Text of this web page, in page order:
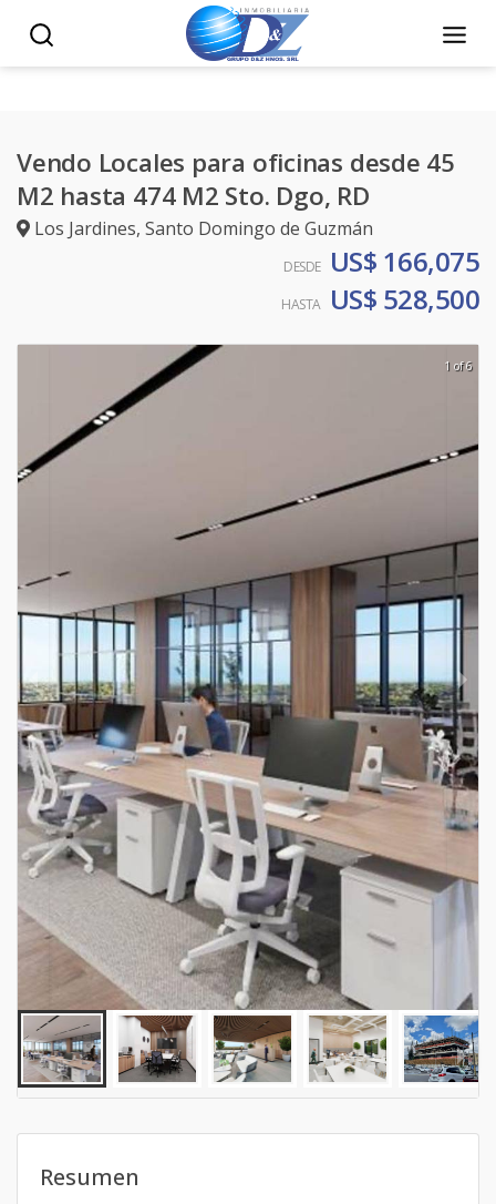
Vendo Locales para oficinas desde 45
M2 hasta 474 M2 Sto. Dgo, RD
Los Jardines, Santo Domingo de Guzmán
DESDE US$ 166,075
HASTA US$ 528,500
1 of 6
Resumen